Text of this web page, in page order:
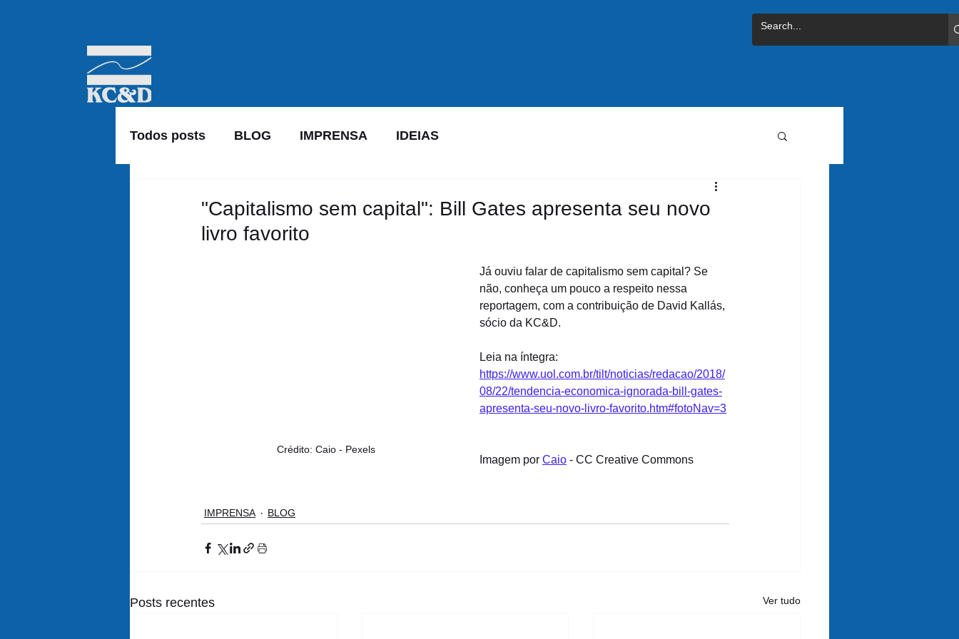
Todos posts BLOG IMPRENSA IDEIAS
"Capitalismo sem capital": Bill Gates apresenta seu novo
livro favorito
Crédito: Caio - Pexels
Já ouviu falar de capitalismo sem capital? Se
não, conheça um pouco a respeito nessa
reportagem, com a contribuição de David Kallás,
sócio da KC&D.
Leia na íntegra:
https://www.uol.com.br/tilt/noticias/redacao/2018/
08/22/tendencia-economica-ignorada-bill-gates-
apresenta-seu-novo-livro-favorito.htm#fotoNav=3
Imagem por Caio - CC Creative Commons
IMPRENSA BLOG
Posts recentes Ver tudo